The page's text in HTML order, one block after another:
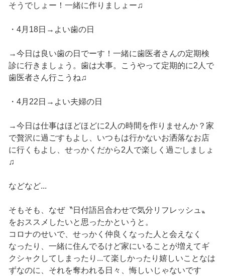
そうでしょー！一緒に作りましょー♫
・4月18日→よい歯の日
→今日は良い歯の日でーす！一緒に歯医者さんの定期検
診に行きましょう。歯は大事。こうやって定期的に2人で
歯医者さん行こうね♫
・4月22日→よい夫婦の日
→今日は仕事はほどほどに2人の時間を作りませんか？家
で贅沢に過ごすもよし、いつもは行かないお洒落なお店
に行くもよし、せっかくだから2人で楽しく過ごしましょ
♫
などなど...
そもそも、なぜ〝日付語呂合わせで気分リフレッシュ〟
をおススメしたいと思ったかというと。
コロナのせいで、せっかく仲良くなった人と会えなく
なったり、一緒に住んでるけど家にいることが増えてギ
クシャクしてしまったり...て楽しかったり嬉しいことなは
ずなのに、それを奪われる日々、悔しいじゃないです